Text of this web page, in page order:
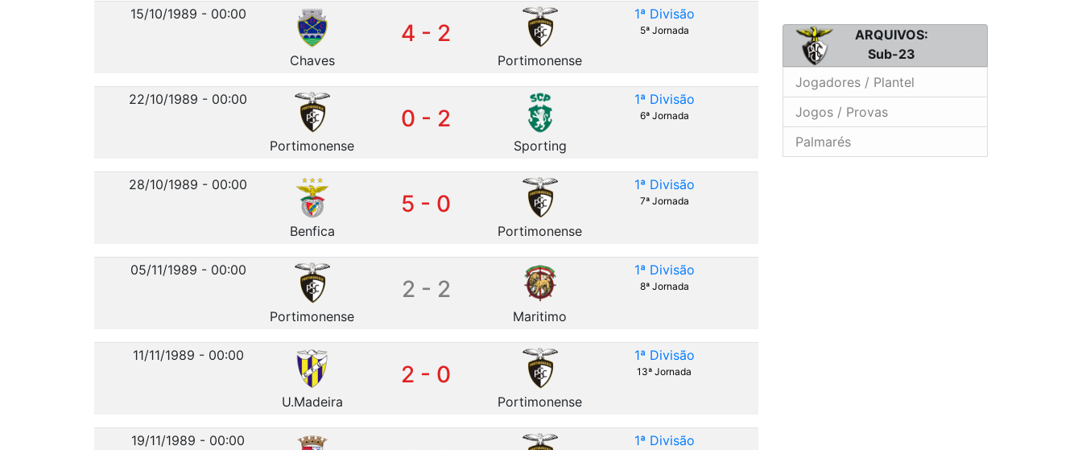
15/10/1989 - 00:00 1ª Divisão
5ª Jornada
Chaves
4 - 2
Portimonense
22/10/1989 - 00:00 1ª Divisão
6ª Jornada
Portimonense
0 - 2
Sporting
28/10/1989 - 00:00 1ª Divisão
7ª Jornada
Benfica
5 - 0
Portimonense
05/11/1989 - 00:00 1ª Divisão
8ª Jornada
Portimonense
2 - 2
Maritimo
11/11/1989 - 00:00 1ª Divisão
13ª Jornada
U.Madeira
2 - 0
Portimonense
19/11/1989 - 00:00 1ª Divisão
ARQUIVOS:
Sub-23
Jogadores / Plantel
Jogos / Provas
Palmarés